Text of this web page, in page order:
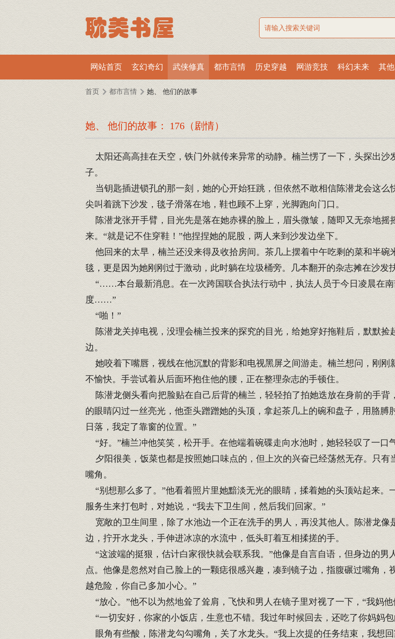
网站首页 玄幻奇幻 武侠修真 都市言情 历史穿越 网游竞技 科幻未来 其
首页 都市言情 她、 他们的故事
她、 他们的故事： 176（剧情）
太阳还高高挂在天空，铁门外就传来异常的动静。楠兰愣了一下，头探出沙
子。
当钥匙插进锁孔的那一刻，她的心开始狂跳，但依然不敢相信陈潜龙会这么
尖叫着跳下沙发，毯子滑落在地，鞋也顾不上穿，光脚跑向门口。
陈潜龙张开手臂，目光先是落在她赤裸的脸上，眉头微皱，随即又无奈地摇
来。“就是记不住穿鞋！”他捏捏她的屁股，两人来到沙发边坐下。
他回来的太早，楠兰还没来得及收拾房间。茶几上摆着中午吃剩的菜和半碗
毯，更是因为她刚刚过于激动，此时躺在垃圾桶旁。几本翻开的杂志摊在沙发
“……本台最新消息。在一次跨国联合执法行动中，执法人员于今日凌晨在
度……”
“啪！”
陈潜龙关掉电视，没理会楠兰投来的探究的目光，给她穿好拖鞋后，默默捡
边。
她咬着下嘴唇，视线在他沉默的背影和电视黑屏之间游走。楠兰想问，刚刚
不愉快。手尝试着从后面环抱住他的腰，正在整理杂志的手顿住。
陈潜龙侧头看向把脸贴在自己后背的楠兰，轻轻拍了拍她迭放在身前的手背
的眼睛闪过一丝亮光，他歪头蹭蹭她的头顶，拿起茶几上的碗和盘子，用胳膊
日落，我定了靠窗的位置。”
“好。”楠兰冲他笑笑，松开手。在他端着碗碟走向水池时，她轻轻叹了一口气
夕阳很美，饭菜也都是按照她口味点的，但上次的兴奋已经荡然无存。只有
嘴角。
“别想那么多了。”他看着照片里她黯淡无光的眼睛，揉着她的头顶站起来。
服务生来打包时，对她说，“我去下卫生间，然后我们回家。”
宽敞的卫生间里，除了水池边一个正在洗手的男人，再没其他人。陈潜龙像
边，拧开水龙头，手伸进冰凉的水流中，低头盯着互相揉搓的手。
“这波端的挺狠，估计白家很快就会联系我。”他像是自言自语，但身边的男
点。他像是忽然对自己脸上的一颗痣很感兴趣，凑到镜子边，指腹碾过嘴角
越危险，你自己多加小心。”
“放心。”他不以为然地耸了耸肩，飞快和男人在镜子里对视了一下，“我妈
“一切安好，你家的小饭店，生意也不错。我过年时候回去，还吃了你妈妈
眼角有些酸，陈潜龙勾勾嘴角，关了水龙头。“我上次提的任务结束，我想